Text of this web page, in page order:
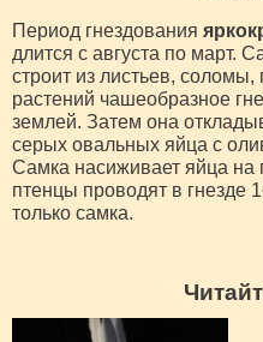
Период гнездования
длится с августа по март.
строит из листьев, соломы,
растений чашеобразное
землей. Затем она
серых овальных яйца с
Самка насиживает яйца
птенцы проводят в гнезде
только самка.